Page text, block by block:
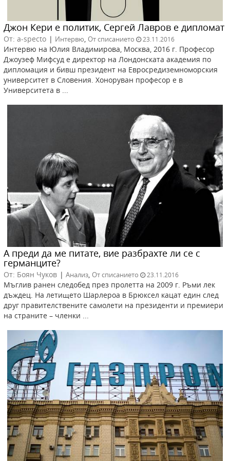
Джон Кери е политик, Сергей Лавров е дипломат
От: a-specto | Интервю От списанието 23.11.2016
Интервю на Юлия Владимирова, Москва, 2016 г. Професор
Джоузеф Мифсуд е директор на Лондонската академия по
дипломация и бивш президент на Евросредиземноморския
университет в Словения. Хоноруван професор е в
Университета в ...
А преди да ме питате, вие разбрахте ли се с
германците?
От: Боян Чуков | Анализ От списанието 23.11.2016
Мъглив ранен следобед през пролетта на 2009 г. Ръми лек
дъждец. На летището Шарлероа в Брюксел кацат един след
друг правителствените самолети на президенти и премиери
на страните – членки ...